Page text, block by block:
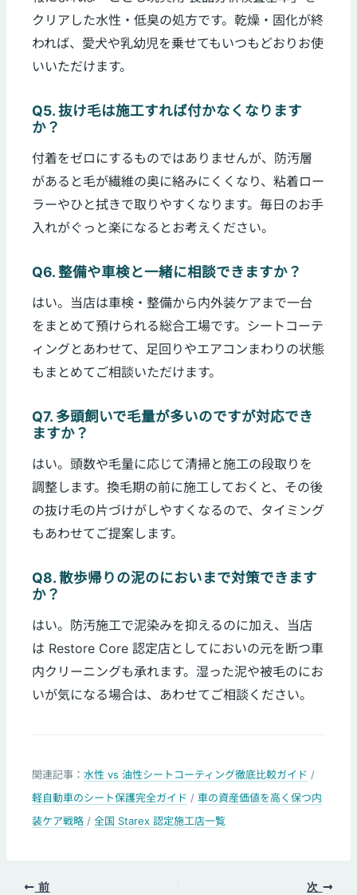
クリアした水性・低臭の処方です。乾燥・固化が終
われば、愛犬や乳幼児を乗せてもいつもどおりお使
いいただけます。
Q5. 抜け毛は施工すれば付かなくなります
か？
付着をゼロにするものではありませんが、防汚層
があると毛が繊維の奥に絡みにくくなり、粘着ロー
ラーやひと拭きで取りやすくなります。毎日のお手
入れがぐっと楽になるとお考えください。
Q6. 整備や車検と一緒に相談できますか？
はい。当店は車検・整備から内外装ケアまで一台
をまとめて預けられる総合工場です。シートコーテ
ィングとあわせて、足回りやエアコンまわりの状態
もまとめてご相談いただけます。
Q7. 多頭飼いで毛量が多いのですが対応でき
ますか？
はい。頭数や毛量に応じて清掃と施工の段取りを
調整します。換毛期の前に施工しておくと、その後
の抜け毛の片づけがしやすくなるので、タイミング
もあわせてご提案します。
Q8. 散歩帰りの泥のにおいまで対策できます
か？
はい。防汚施工で泥染みを抑えるのに加え、当店
は Restore Core 認定店としてにおいの元を断つ車
内クリーニングも承れます。湿った泥や被毛のにお
いが気になる場合は、あわせてご相談ください。
関連記事：水性 vs 油性シートコーティング徹底比較ガイド /
軽自動車のシート保護完全ガイド /車の資産価値を高く保つ内
装ケア戦略 /全国 Starex 認定施工店一覧
前 次